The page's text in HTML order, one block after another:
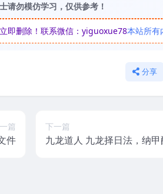
请勿模仿学习，仅供参考！
即删除！联系微信：yiguoxue78本站所有
分享
一篇
件
下一篇
九龙道人 九龙择日法，纳